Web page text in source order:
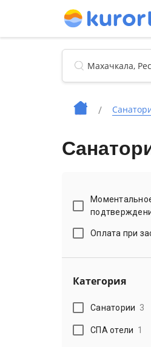
Оплата при
Категория
Санатории 3
СПА отели 1